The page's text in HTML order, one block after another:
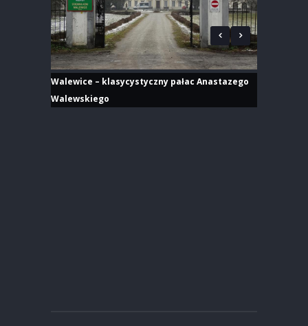
Walewice – klasycystyczny pałac Anastazego
Walewskiego